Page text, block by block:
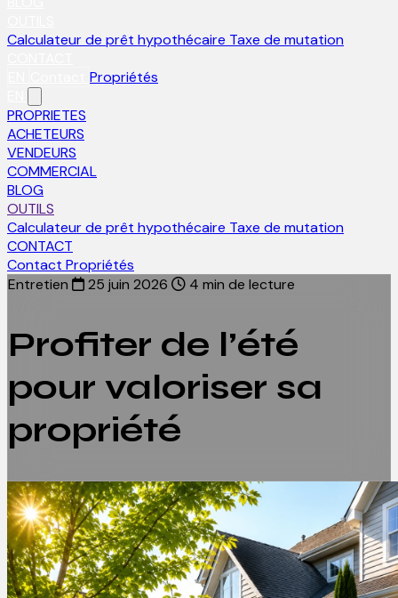
Calculateur de prêt hypothécaire Taxe de mutation
Propriétés
PROPRIETES
ACHETEURS
VENDEURS
COMMERCIAL
BLOG
OUTILS
Calculateur de prêt hypothécaire Taxe de mutation
CONTACT
Contact Propriétés
Entretien
25 juin 2026 4 min de lecture
Profiter de l’été
pour valoriser sa
propriété